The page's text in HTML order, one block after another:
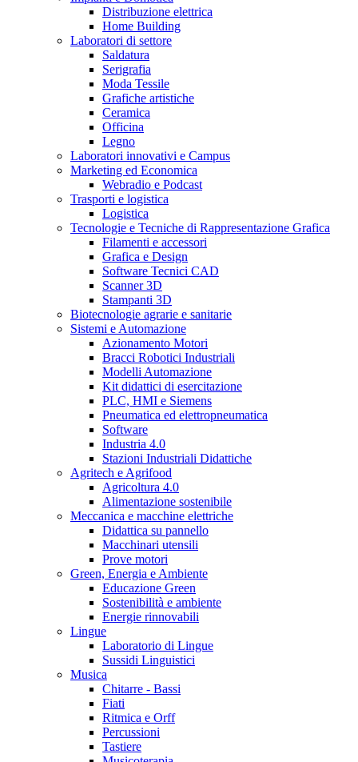
Distribuzione elettrica
Home Building
Laboratori di settore
Saldatura
Serigrafia
Moda Tessile
Grafiche artistiche
Ceramica
Officina
Legno
Laboratori innovativi e Campus
Marketing ed Economica
Webradio e Podcast
Trasporti e logistica
Logistica
Tecnologie e Tecniche di Rappresentazione Grafica
Filamenti e accessori
Grafica e Design
Software Tecnici CAD
Scanner 3D
Stampanti 3D
Biotecnologie agrarie e sanitarie
Sistemi e Automazione
Azionamento Motori
Bracci Robotici Industriali
Modelli Automazione
Kit didattici di esercitazione
PLC, HMI e Siemens
Pneumatica ed elettropneumatica
Software
Industria 4.0
Stazioni Industriali Didattiche
Agritech e Agrifood
Agricoltura 4.0
Alimentazione sostenibile
Meccanica e macchine elettriche
Didattica su pannello
Macchinari utensili
Prove motori
Green, Energia e Ambiente
Educazione Green
Sostenibilità e ambiente
Energie rinnovabili
Lingue
Laboratorio di Lingue
Sussidi Linguistici
Musica
Chitarre - Bassi
Fiati
Ritmica e Orff
Percussioni
Tastiere